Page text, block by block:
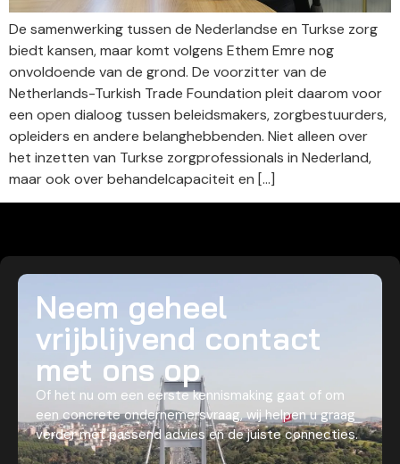
De samenwerking tussen de Nederlandse en Turkse zorg
biedt kansen, maar komt volgens Ethem Emre nog
onvoldoende van de grond. De voorzitter van de
Netherlands-Turkish Trade Foundation pleit daarom voor
een open dialoog tussen beleidsmakers, zorgbestuurders,
opleiders en andere belanghebbenden. Niet alleen over
het inzetten van Turkse zorgprofessionals in Nederland,
maar ook over behandelcapaciteit en […]
Neem geheel
vrijblijvend contact
met ons op
Of het nu om een eerste kennismaking gaat of om
een concrete ondernemersvraag, wij helpen u graag
verder met passend advies en de juiste connecties.